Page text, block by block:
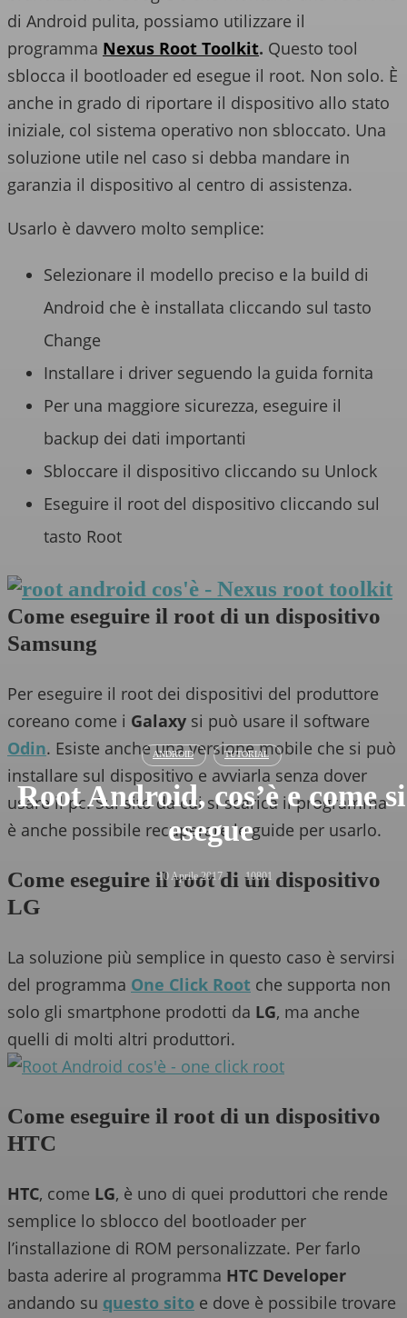
ANDROID TUTORIAL
Root Android, cos’è e come si
esegue
10 Aprile 2017 10801
di Android pulita, possiamo utilizzare il
programma Nexus Root Toolkit. Questo tool
sblocca il bootloader ed esegue il root. Non solo. È
anche in grado di riportare il dispositivo allo stato
iniziale, col sistema operativo non sbloccato. Una
soluzione utile nel caso si debba mandare in
garanzia il dispositivo al centro di assistenza.
Usarlo è davvero molto semplice:
Selezionare il modello preciso e la build di
Android che è installata cliccando sul tasto
Change
Installare i driver seguendo la guida fornita
Per una maggiore sicurezza, eseguire il
backup dei dati importanti
Sbloccare il dispositivo cliccando su Unlock
Eseguire il root del dispositivo cliccando sul
tasto Root
Come eseguire il root di un dispositivo
Samsung
Per eseguire il root dei dispositivi del produttore
coreano come i Galaxy si può usare il software
Odin. Esiste anche una versione mobile che si può
installare sul dispositivo e avviarla senza dover
usare il pc. Sul sito da cui si scarica il programma
è anche possibile recuperare le guide per usarlo.
Come eseguire il root di un dispositivo
LG
La soluzione più semplice in questo caso è servirsi
del programma One Click Root che supporta non
solo gli smartphone prodotti da LG, ma anche
quelli di molti altri produttori.
Come eseguire il root di un dispositivo
HTC
HTC, come LG, è uno di quei produttori che rende
semplice lo sblocco del bootloader per
l’installazione di ROM personalizzate. Per farlo
basta aderire al programma HTC Developer
andando su questo sito e dove è possibile trovare